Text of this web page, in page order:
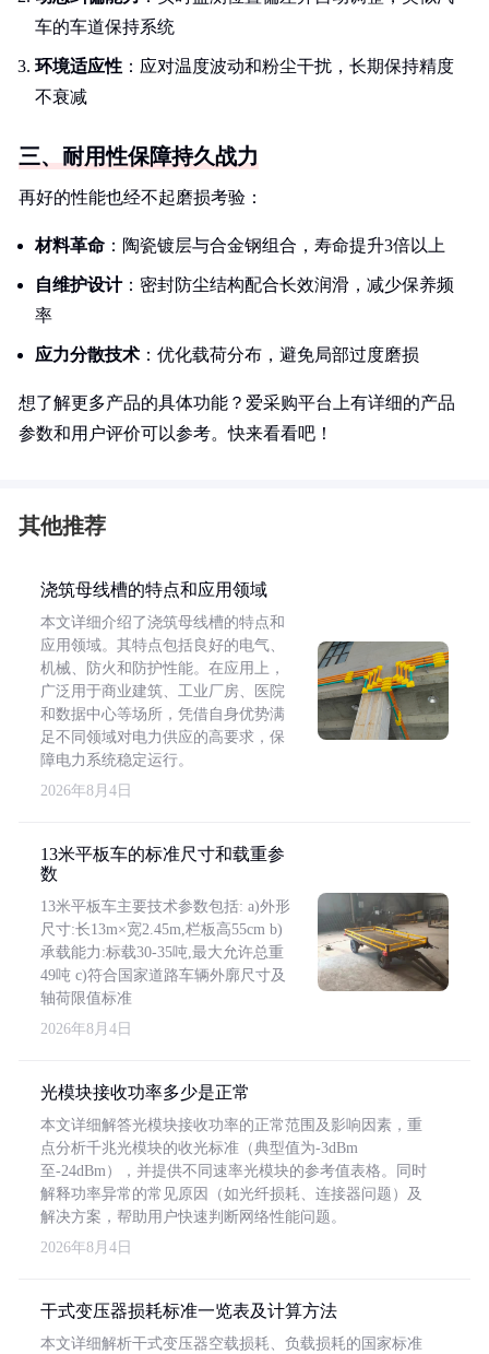
车的车道保持系统
环境适应性 ：应对温度波动和粉尘干扰，长期保持精度
不衰减
三、耐用性保障持久战力
再好的性能也经不起磨损考验：
材料革命 ：陶瓷镀层与合金钢组合，寿命提升3倍以上
自维护设计：密封防尘结构配合长效润滑，减少保养频
率
应力分散技术 ：优化载荷分布，避免局部过度磨损
想了解更多产品的具体功能？爱采购平台上有详细的产品
参数和用户评价可以参考。快来看看吧！
其他推荐
浇筑母线槽的特点和应用领域
本文详细介绍了浇筑母线槽的特点和
应用领域。其特点包括良好的电气、
机械、防火和防护性能。在应用上，
广泛用于商业建筑、工业厂房、医院
和数据中心等场所，凭借自身优势满
足不同领域对电力供应的高要求，保
障电力系统稳定运行。
2026年8月4日
13米平板车的标准尺寸和载重参
数
13米平板车主要技术参数包括: a)外形
尺寸:长13m×宽2.45m,栏板高55cm b)
承载能力:标载30-35吨,最大允许总重
49吨 c)符合国家道路车辆外廓尺寸及
轴荷限值标准
2026年8月4日
光模块接收功率多少是正常
本文详细解答光模块接收功率的正常范围及影响因素，重
点分析千兆光模块的收光标准（典型值为-3dBm
至-24dBm），并提供不同速率光模块的参考值表格。同时
解释功率异常的常见原因（如光纤损耗、连接器问题）及
解决方案，帮助用户快速判断网络性能问题。
2026年8月4日
干式变压器损耗标准一览表及计算方法
本文详细解析干式变压器空载损耗、负载损耗的国家标准